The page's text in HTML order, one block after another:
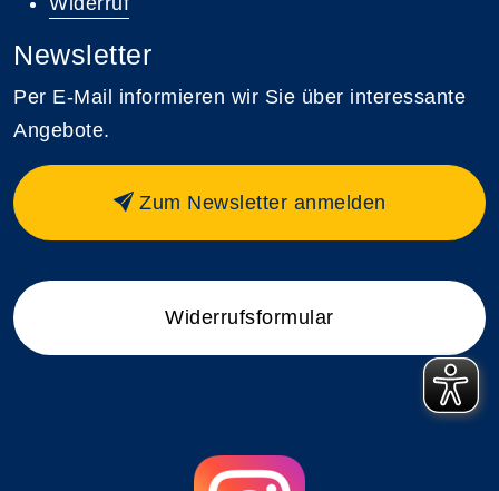
Newsletter
Per E-Mail informieren wir Sie über interessante
Angebote.
Zum Newsletter anmelden
Widerrufsformular